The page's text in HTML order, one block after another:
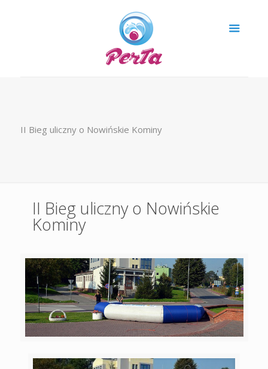
II Bieg uliczny o Nowińskie Kominy
II Bieg uliczny o Nowińskie
Kominy